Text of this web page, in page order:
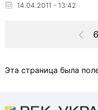
14.04.2011 - 13:42
Эта страница была